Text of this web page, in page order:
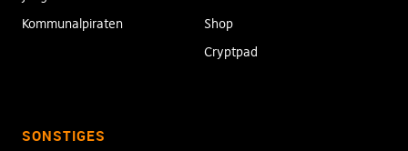
Kommunalpiraten
Shop
Cryptpad
SONSTIGES